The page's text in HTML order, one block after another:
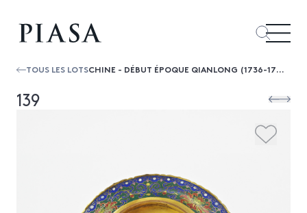
TOUS LES LOTS CHINE - DÉBUT ÉPOQUE QIANLONG (1736-1795)RARE COUPE À OFFRANDES À SEIZE LOBES EN BRONZE DORÉ ET ÉMAUX CLOISONNÉS À DÉCOR AU CENTRE D...
139